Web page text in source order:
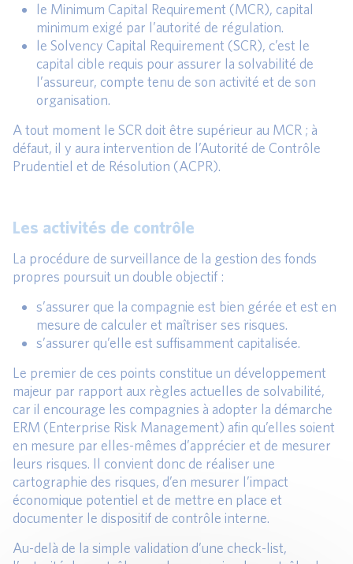
le Minimum Capital Requirement (MCR), capital
minimum exigé par l’autorité de régulation.
le Solvency Capital Requirement (SCR), c’est le
capital cible requis pour assurer la solvabilité de
l’assureur, compte tenu de son activité et de son
organisation.
A tout moment le SCR doit être supérieur au MCR ; à
défaut, il y aura intervention de l’Autorité de Contrôle
Prudentiel et de Résolution (ACPR).
Les activités de contrôle
La procédure de surveillance de la gestion des fonds
propres poursuit un double objectif :
s’assurer que la compagnie est bien gérée et est en
mesure de calculer et maîtriser ses risques.
s’assurer qu’elle est suffisamment capitalisée.
Le premier de ces points constitue un développement
majeur par rapport aux règles actuelles de solvabilité,
car il encourage les compagnies à adopter la démarche
ERM (Enterprise Risk Management) afin qu’elles soient
en mesure par elles-mêmes d’apprécier et de mesurer
leurs risques. Il convient donc de réaliser une
cartographie des risques, d’en mesurer l’impact
économique potentiel et de mettre en place et
documenter le dispositif de contrôle interne.
Au-delà de la simple validation d’une check-list,